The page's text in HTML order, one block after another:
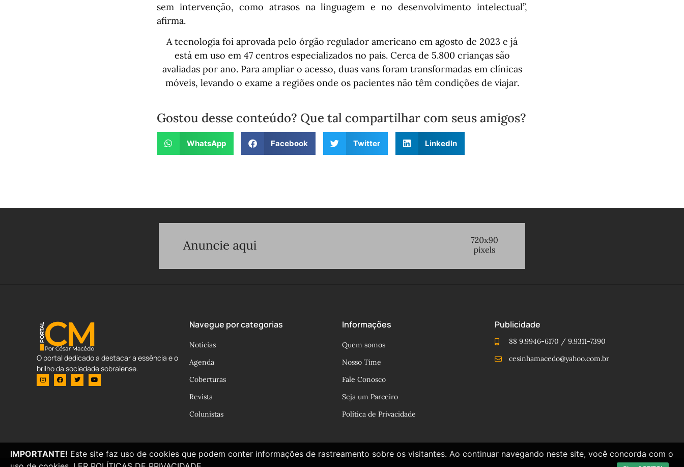
sem intervenção, como atrasos na linguagem e no desenvolvimento intelectual”,
afirma.
A tecnologia foi aprovada pelo órgão regulador americano em agosto de 2023 e já
está em uso em 47 centros especializados no país. Cerca de 5.800 crianças são
avaliadas por ano. Para ampliar o acesso, duas vans foram transformadas em clínicas
móveis, levando o exame a regiões onde os pacientes não têm condições de viajar.
Gostou desse conteúdo? Que tal compartilhar com seus amigos?
WhatsApp Facebook Twitter LinkedIn
O portal dedicado a destacar a essência e o
brilho da sociedade sobralense.
Navegue por categorias
Notícias
Agenda
Coberturas
Revista
Colunistas
Informações
Quem somos
Nosso Time
Fale Conosco
Seja um Parceiro
Política de Privacidade
Publicidade
88 9.9946-6170 / 9.9311-7390
cesinhamacedo@yahoo.com.br
IMPORTANTE! Este site faz uso de cookies que podem conter informações de rastreamento sobre os visitantes. Ao continuar navegando neste site, você concorda com o